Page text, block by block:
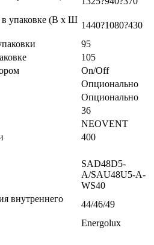
в упаковке (В х Ш
1440?1080?430
95
105
On/Off
Опционально
Опционально
36
NEOVENT
400
SAD48D5-
A/SAU48U5-A-
WS40
внутреннего
44/46/49
Energolux